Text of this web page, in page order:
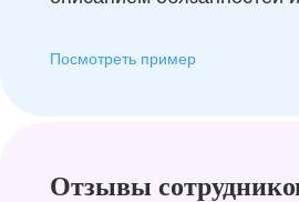
Посмотреть пример
Отзывы